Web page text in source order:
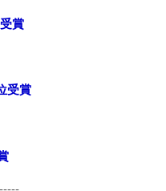
賞
受賞